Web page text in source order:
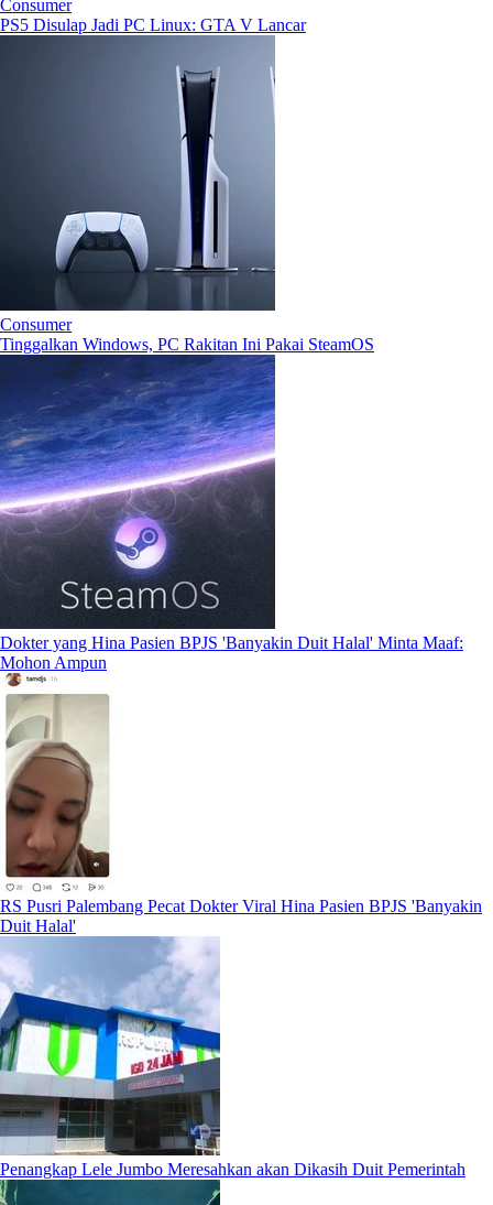
Consumer
PS5 Disulap Jadi PC Linux: GTA V Lancar
Consumer
Tinggalkan Windows, PC Rakitan Ini Pakai SteamOS
Dokter yang Hina Pasien BPJS 'Banyakin Duit Halal' Minta Maaf:
Mohon Ampun
RS Pusri Palembang Pecat Dokter Viral Hina Pasien BPJS 'Banyakin
Duit Halal'
Penangkap Lele Jumbo Meresahkan akan Dikasih Duit Pemerintah